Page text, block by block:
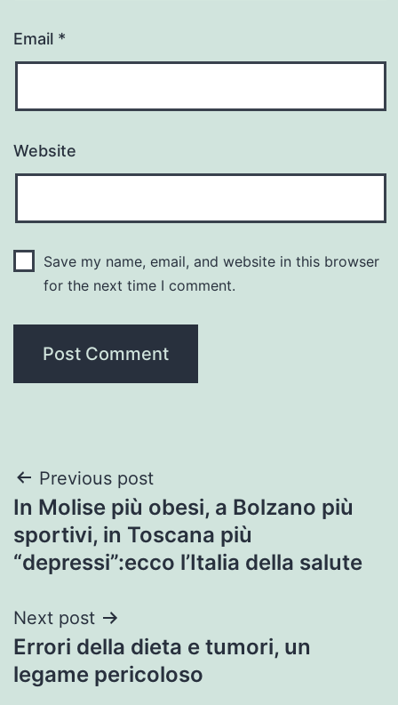
Email *
Website
Save my name, email, and website in this browser
for the next time I comment.
Post
navigation
Previous post
In Molise più obesi, a Bolzano più
sportivi, in Toscana più
“depressi”:ecco l’Italia della salute
Next post
Errori della dieta e tumori, un
legame pericoloso